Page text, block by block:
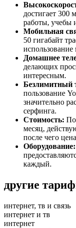
достигает 300
работы, учебы
Мобильная
50 гигабайт
Домашнее
делающих
интересным.
Безлимитный
пользование
значительно
серфинга.
Стоимость: По
месяц,
после чего
Оборудование:
каждый.
другие
интернет, тв и связь
интернет и тв
интернет